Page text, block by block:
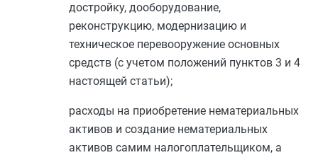
достройку, дооборудование,
реконструкцию, модернизацию и
техническое перевооружение основных
средств (с учетом положений пунктов 3 и 4
настоящей статьи);
расходы на приобретение нематериальных
активов и создание нематериальных
активов самим налогоплательщиком, а